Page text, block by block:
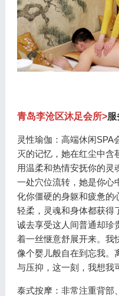
青岛李沧区沐足会所>服
灵性瑜伽：高端休闲SPA
灭的记忆，她在红尘中含
用温柔和热情安抚你的灵
一处穴位流转，她是你心
化你僵硬的身躯和疲惫的
轻柔，灵魂和身体都获得
诚去享受这人间普通却珍
着一丝惬意舒展开来。我
像个婴儿般自在到忘我。
与压抑，这一刻，我想我
泰式按摩：非常注重背部